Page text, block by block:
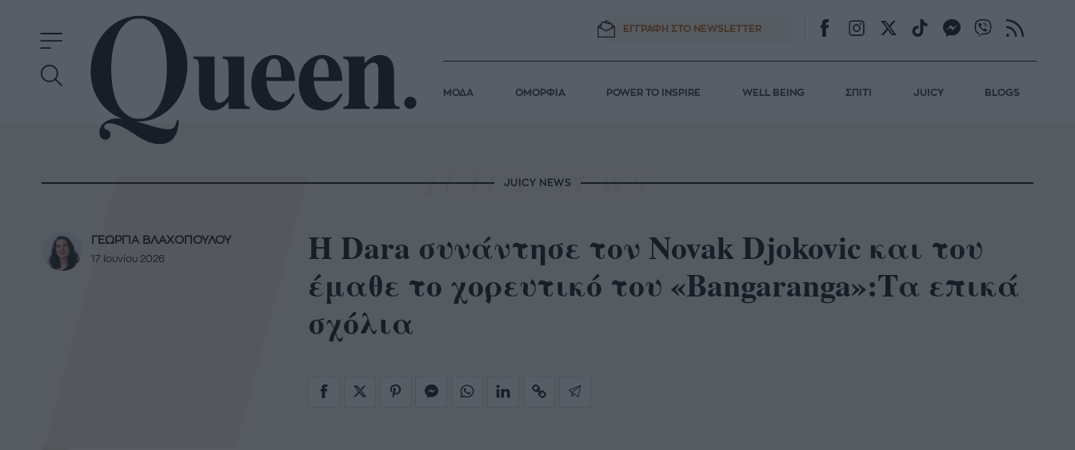
ΕΓΓΡΑΦΗ ΣΤΟ NEWSLETTER
ΜΟΔΑ ΟΜΟΡΦΙΑ POWER TO INSPIRE WELL BEING ΣΠΙΤΙ JUICY BLOGS
JUICY NEWS
Η Dara συνάντησε τον Novak Djokovic και του
έμαθε το χορευτικό του «Bangaranga»:Τα επικά
σχόλια
ΓΕΩΡΓΙΑ ΒΛΑΧΟΠΟΥΛΟΥ
17 Ιουνίου 2026